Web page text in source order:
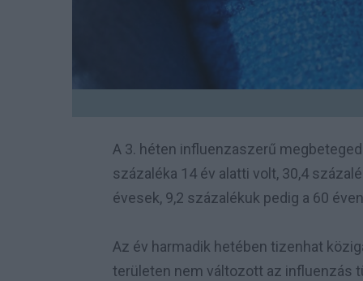
A 3. héten influenzaszerű
százaléka 14 év alatti volt, 30,4
évesek, 9,2 százalékuk pedig a 60
Az év harmadik hetében tizenhat
területen nem változott az influenzás